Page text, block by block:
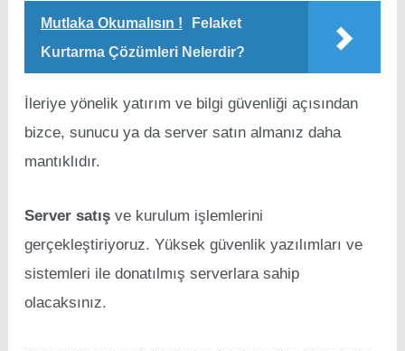
Mutlaka Okumalısın !
Felaket
Kurtarma Çözümleri Nelerdir?
İleriye yönelik yatırım ve bilgi güvenliği açısından
bizce, sunucu ya da server satın almanız daha
mantıklıdır.
Server satışve kurulum işlemlerini
gerçekleştiriyoruz. Yüksek güvenlik yazılımları ve
sistemleri ile donatılmış serverlara sahip
olacaksınız.